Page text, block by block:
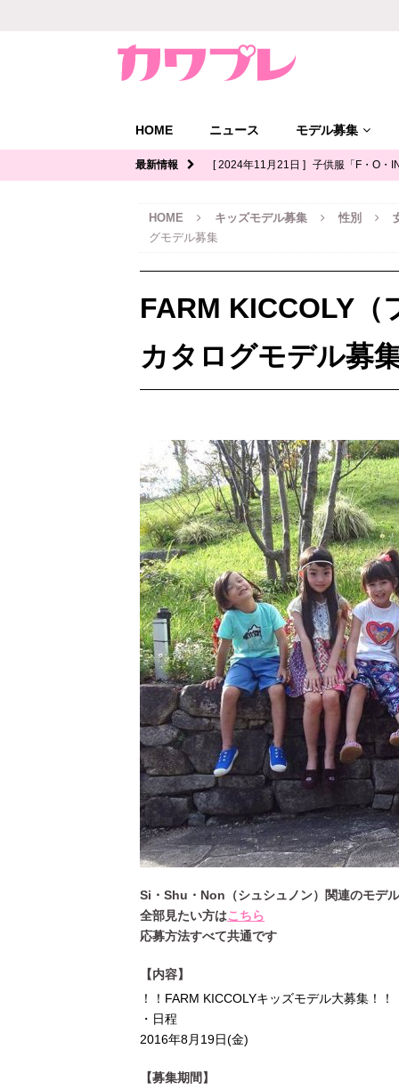
HOME ニュース モデル募集
最新情報 [ 2024年11月21日 ] 子供服「F・O・
[ 2024年11月12日 ] ジュニアブラン
ル募集
[ 2024年11月8日 ] 「イオンモール多
「瞬足」から防
HOME キッズモデル募集 性別
グモデル募集
FARM KICCOLY（
カタログモデル募
Si・Shu・Non（シュシュノン）関連のモデ
全部見たい方はこちら
応募方法すべて共通です
【内容】
！！FARM KICCOLYキッズモデル大募集！！
・日程
2016年8月19日(金)
【募集期間】